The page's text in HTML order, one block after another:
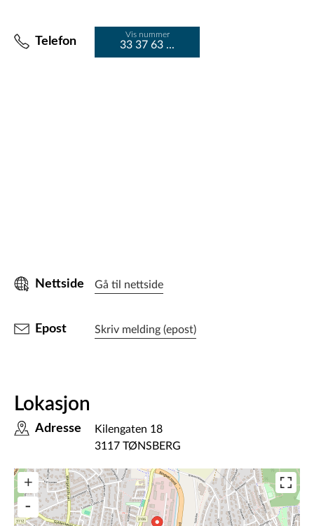
Telefon
Vis nummer
33 37 63 ...
Nettside Gå til nettside
Epost Skriv melding (epost)
Lokasjon
Adresse
Kilengaten 18
3117 TØNSBERG